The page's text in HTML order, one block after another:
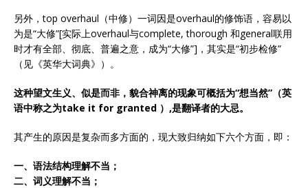
另外，top overhaul（中修）一词因是overhaul的修饰语，容易以
为是“大修”[实际上overhaul与complete, thorough 和general联用
时才有全部、彻底、普遍之意，成为“大修”]，其实是“初步检修”
（见《英华大词典》）。
这种望文生义、似是而非，貌合神离的现象可概括为“想当然”（英
语中称之为take it for granted ）,是翻译者的大忌。
其产生的原因是复杂而多方面的，现大致归纳如下六个方面，即：
一、语法结构理解不当；
二、词义理解不当；